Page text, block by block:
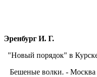
Эренбург И. Г.
"Новый порядок" в
Бешеные волки. - Москва